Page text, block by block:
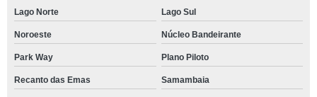
Lago Norte Lago Sul
Noroeste Núcleo Bandeirante
Park Way Plano Piloto
Recanto das Emas Samambaia